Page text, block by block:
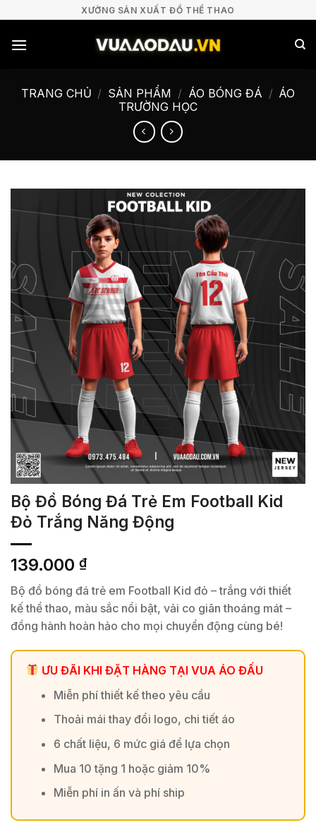
nội
XƯỞNG SẢN XUẤT ĐỒ THỂ THAO
TRANG CHỦ / SẢN PHẨM / ÁO BÓNG ĐÁ / ÁO
TRƯỜNG HỌC
Bộ Đồ Bóng Đá Trẻ Em Football Kid
Đỏ Trắng Năng Động
139.000 ₫
Bộ đồ bóng đá trẻ em Football Kid đỏ – trắng với thiết
kế thể thao, màu sắc nổi bật, vải co giãn thoáng mát –
đồng hành hoàn hảo cho mọi chuyển động cùng bé!
ƯU ĐÃI KHI ĐẶT HÀNG TẠI VUA ÁO ĐẤU
Miễn phí thiết kế theo yêu cầu
Thoải mái thay đổi logo, chi tiết áo
6 chất liệu, 6 mức giá để lựa chọn
Mua 10 tặng 1 hoặc giảm 10%
Miễn phí in ấn và phí ship